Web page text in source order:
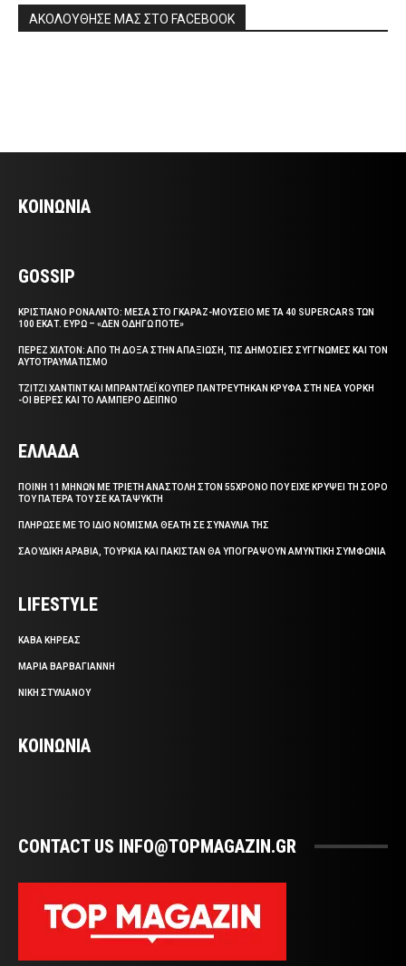
ΑΚΟΛΟΥΘΗΣΕ ΜΑΣ ΣΤΟ FACEBOOK
ΚΟΙΝΩΝΙΑ
GOSSIP
ΚΡΙΣΤΙΑΝΟ ΡΟΝΑΛΝΤΟ: ΜΕΣΑ ΣΤΟ ΓΚΑΡΑΖ-ΜΟΥΣΕΙΟ ΜΕ ΤΑ 40 SUPERCARS ΤΩΝ
100 ΕΚΑΤ. ΕΥΡΩ – «ΔΕΝ ΟΔΗΓΩ ΠΟΤΕ»
ΠΕΡΕΖ ΧΙΛΤΟΝ: ΑΠΟ ΤΗ ΔΟΞΑ ΣΤΗΝ ΑΠΑΞΙΩΣΗ, ΤΙΣ ΔΗΜΟΣΙΕΣ ΣΥΓΓΝΩΜΕΣ ΚΑΙ ΤΟΝ
ΑΥΤΟΤΡΑΥΜΑΤΙΣΜΟ
ΤΖΙΤΖΙ ΧΑΝΤΙΝΤ ΚΑΙ ΜΠΡΑΝΤΛΕΪ ΚΟΥΠΕΡ ΠΑΝΤΡΕΥΤΗΚΑΝ ΚΡΥΦΑ ΣΤΗ ΝΕΑ ΥΟΡΚΗ
-ΟΙ ΒΕΡΕΣ ΚΑΙ ΤΟ ΛΑΜΠΕΡΟ ΔΕΙΠΝΟ
ΕΛΛΑΔΑ
ΠΟΙΝΗ 11 ΜΗΝΩΝ ΜΕ ΤΡΙΕΤΗ ΑΝΑΣΤΟΛΗ ΣΤΟΝ 55ΧΡΟΝΟ ΠΟΥ ΕΙΧΕ ΚΡΥΨΕΙ ΤΗ ΣΟΡΟ
ΤΟΥ ΠΑΤΕΡΑ ΤΟΥ ΣΕ ΚΑΤΑΨΥΚΤΗ
ΠΛΗΡΩΣΕ ΜΕ ΤΟ ΙΔΙΟ ΝΟΜΙΣΜΑ ΘΕΑΤΗ ΣΕ ΣΥΝΑΥΛΙΑ ΤΗΣ
ΣΑΟΥΔΙΚΗ ΑΡΑΒΙΑ, ΤΟΥΡΚΙΑ ΚΑΙ ΠΑΚΙΣΤΑΝ ΘΑ ΥΠΟΓΡΑΨΟΥΝ ΑΜΥΝΤΙΚΗ ΣΥΜΦΩΝΙΑ
LIFESTYLE
ΚΑΒΑ ΚΗΡΕΑΣ
ΜΑΡΙΑ ΒΑΡΒΑΓΙΑΝΝΗ
ΝΙΚΗ ΣΤΥΛΙΑΝΟΥ
ΚΟΙΝΩΝΙΑ
CONTACT US INFO@TOPMAGAZIN.GR